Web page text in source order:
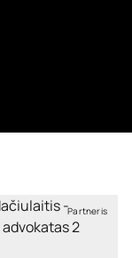
Partneris